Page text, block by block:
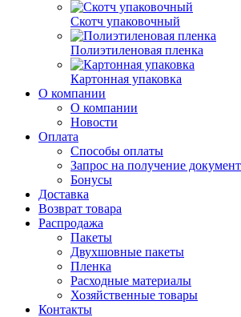
Скотч упаковочный
Полиэтиленовая пленка
Картонная упаковка
О компании
О компании
Новости
Оплата
Способы оплаты
Запрос на получение
Бонусы
Доставка
Возврат товара
Распродажа
Пакеты
Двухшовные пакеты
Пленка
Расходные материалы
Хозяйственные товары
Контакты